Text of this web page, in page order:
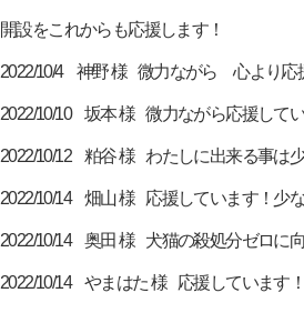
開設をこれからも応援します！
2022/10/4 神野 様 微力ながら 心より応
2022/10/10 坂本 様 微力ながら応援してい
2022/10/12 粕谷 様 わたしに出来る事は
2022/10/14 畑山 様 応援しています！少
2022/10/14 奥田 様 犬猫の殺処分ゼロに
2022/10/14 やまはた 様 応援しています！